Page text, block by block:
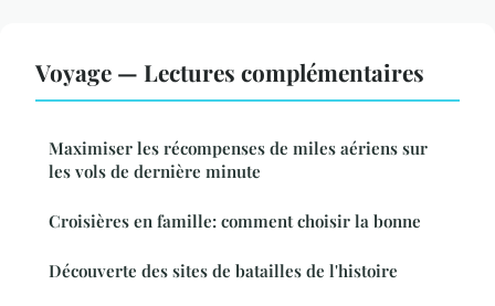
Voyage — Lectures complémentaires
Maximiser les récompenses de miles aériens sur
les vols de dernière minute
Croisières en famille: comment choisir la bonne
Découverte des sites de batailles de l'histoire